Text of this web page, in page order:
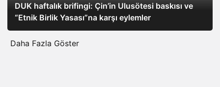
DUK haftalık brifingi: Çin’in Ulusötesi baskısı ve
“Etnik Birlik Yasası”na karşı eylemler
Daha Fazla Göster